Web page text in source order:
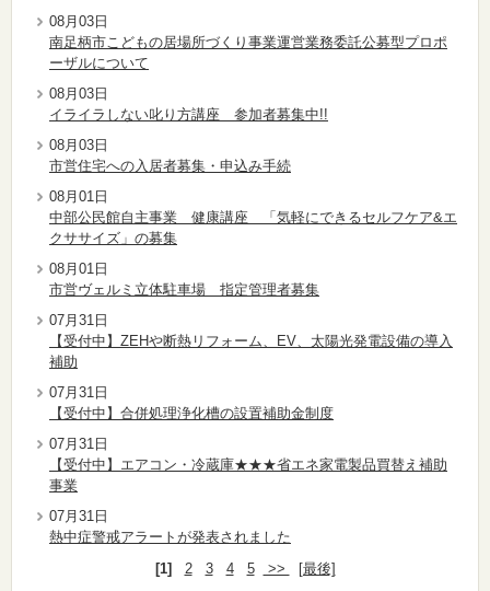
08月03日
南足柄市こどもの居場所づくり事業運営業務委託公募型プロポ
ーザルについて
08月03日
イライラしない叱り方講座 参加者募集中!!
08月03日
市営住宅への入居者募集・申込み手続
08月01日
中部公民館自主事業 健康講座 「気軽にできるセルフケア&エ
クササイズ」の募集
08月01日
市営ヴェルミ立体駐車場 指定管理者募集
07月31日
【受付中】ZEHや断熱リフォーム、EV、太陽光発電設備の導入
補助
07月31日
【受付中】合併処理浄化槽の設置補助金制度
07月31日
【受付中】エアコン・冷蔵庫★★★省エネ家電製品買替え補助
事業
07月31日
熱中症警戒アラートが発表されました
[1]
2 3 4 5 >> [最後]